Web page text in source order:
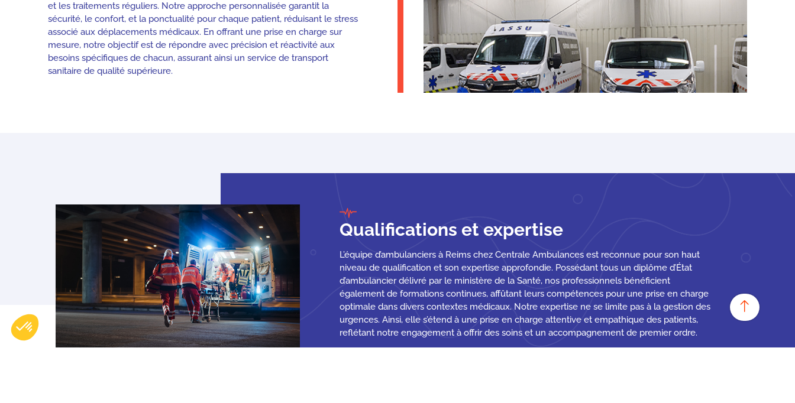
et les traitements réguliers. Notre approche personnalisée garantit la
sécurité, le confort, et la ponctualité pour chaque patient, réduisant le stress
associé aux déplacements médicaux. En offrant une prise en charge sur
mesure, notre objectif est de répondre avec précision et réactivité aux
besoins spécifiques de chacun, assurant ainsi un service de transport
sanitaire de qualité supérieure.
Qualifications et expertise
L’équipe d’ambulanciers à Reims chez Centrale Ambulances est reconnue pour son haut
niveau de qualification et son expertise approfondie. Possédant tous un diplôme d’État
d’ambulancier délivré par le ministère de la Santé, nos professionnels bénéficient
également de formations continues, affûtant leurs compétences pour une prise en charge
optimale dans divers contextes médicaux. Notre expertise ne se limite pas à la gestion des
urgences. Ainsi, elle s’étend à une prise en charge attentive et empathique des patients,
reflétant notre engagement à offrir des soins et un accompagnement de premier ordre.